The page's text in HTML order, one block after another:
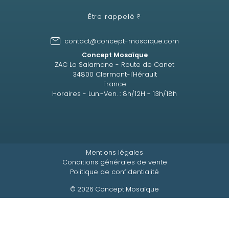
Être rappelé ?
contact@concept-mosaique.com
Concept Mosaïque
ZAC La Salamane - Route de Canet
34800 Clermont-l'Hérault
France
Horaires - Lun.-Ven. : 8h/12H - 13h/18h
© 2026 Concept Mosaïque
Mentions légales
Conditions générales de vente
Politique de confidentialité